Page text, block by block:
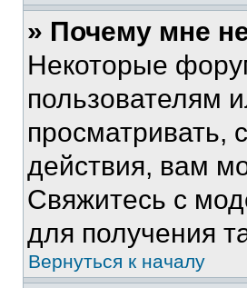
» Почему мне
Некоторые
пользователям
просматривать,
действия, вам
Свяжитесь с
для получения
Вернуться к началу